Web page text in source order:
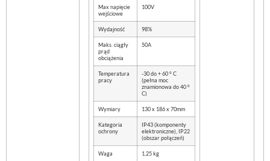
Max napięcie
wejściowe
100V
Wydajność 98%
Maks. ciągły
prąd
obciążenia
50A
Temperatura
pracy
-30 do + 60 ° C
(pełna moc
znamionowa do 40 °
C)
Wymiary 130 x 186 x 70mm
Kategoria
ochrony
IP43 (komponenty
elektroniczne), IP22
(obszar połączeń)
Waga 1,25 kg